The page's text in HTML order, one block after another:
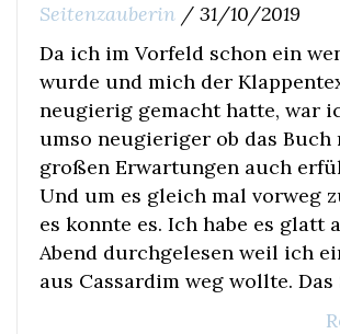
Seitenzauberin / 31/10/2019
Da ich im Vorfeld schon ein
wurde und mich der
neugierig gemacht hatte, war
umso neugieriger ob das Buch
großen Erwartungen auch
Und um es gleich mal vorweg
es konnte es. Ich habe es glatt
Abend durchgelesen weil ich
aus Cassardim weg wollte.